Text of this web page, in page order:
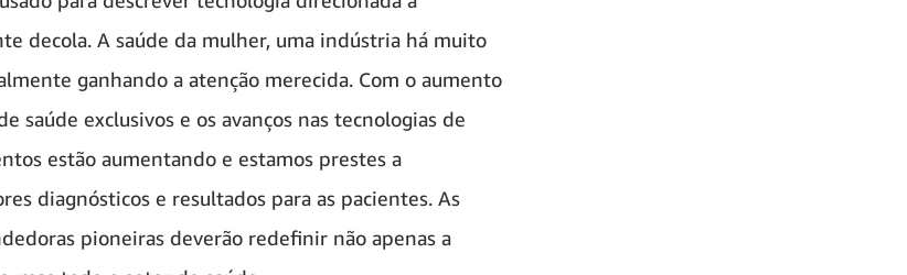
decola. A saúde da mulher, uma indústria há muito
ganhando a atenção merecida. Com o aumento
saúde exclusivos e os avanços nas tecnologias de
estão aumentando e estamos prestes a
diagnósticos e resultados para as pacientes. As
pioneiras deverão redefinir não apenas a